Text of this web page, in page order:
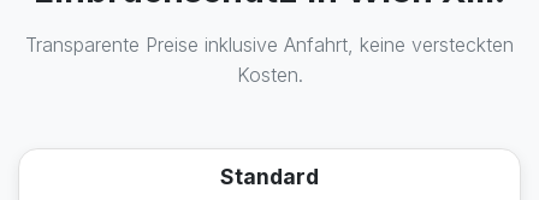
Transparente Preise inklusive Anfahrt, keine versteckten
Kosten.
Standard